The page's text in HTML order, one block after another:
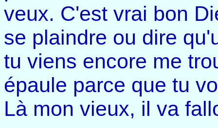
veux. C'est vrai bon
se plaindre ou dire
tu viens encore me
épaule parce que tu
Là mon vieux, il va